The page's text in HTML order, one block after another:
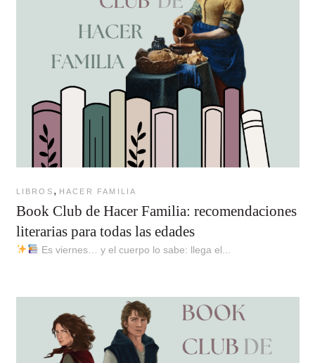
LIBROS , HACER FAMILIA
Book Club de Hacer Familia: recomendaciones
literarias para todas las edades
Es viernes… y el cuerpo lo sabe: llega el...